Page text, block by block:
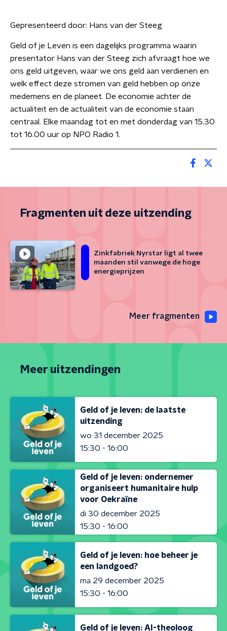
Gepresenteerd door: Hans van der Steeg
Geld of je Leven is een dagelijks programma waarin
presentator Hans van der Steeg zich afvraagt hoe we
ons geld uitgeven, waar we ons geld aan verdienen en
welk effect deze stromen van geld hebben op onze
medemens en de planeet. De economie achter de
actualiteit en de actualiteit van de economie staan
centraal. Elke maandag tot en met donderdag van 15.30
tot 16.00 uur op NPO Radio 1.
Fragmenten uit deze uitzending
Zinkfabriek Nyrstar ligt al twee
maanden stil vanwege de hoge
energieprijzen
Meer fragmenten
Meer uitzendingen
Geld of je leven: de laatste
uitzending
wo 31 december 2025
15:30 - 16:00
Geld of je leven: ondernemer
organiseert humanitaire hulp
voor Oekraïne
di 30 december 2025
15:30 - 16:00
Geld of je leven: hoe beheer je
een landgoed?
ma 29 december 2025
15:30 - 16:00
Geld of je leven: AI-theoloog